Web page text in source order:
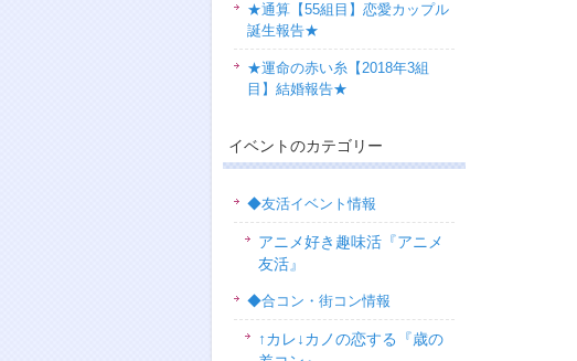
★通算【55組目】恋愛カップル
誕生報告★
★運命の赤い糸【2018年3組
目】結婚報告★
イベントのカテゴリー
◆友活イベント情報
アニメ好き趣味活『アニメ
友活』
◆合コン・街コン情報
↑カレ↓カノの恋する『歳の